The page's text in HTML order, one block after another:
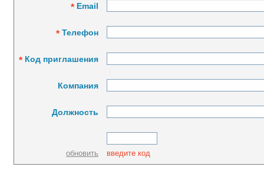
* Email
*Телефон
* Код приглашения
Компания
Должность
обновить введите код